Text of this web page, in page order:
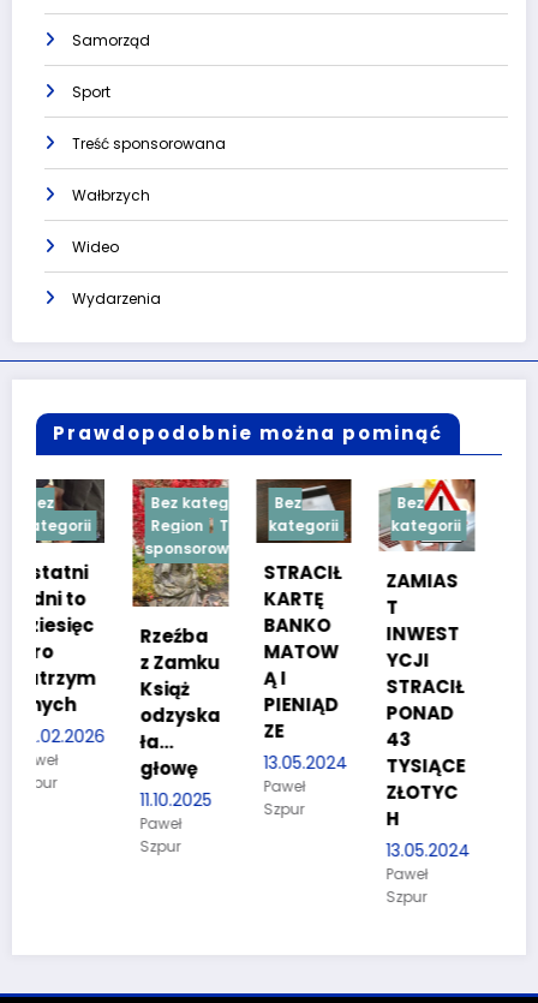
Samorząd
Sport
Treść sponsorowana
Wałbrzych
Wideo
Wydarzenia
Prawdopodobnie można pominąć
Bez kategorii
Region
Treść
sponsorowana
Rzeźba
z Zamku
Książ
odzyska
ła…
głowę
Bez
kategorii
STRACIŁ
KARTĘ
BANKO
MATOW
Ą I
PIENIĄD
ZE
13.05.2024
Szpur
Bez
kategorii
ZAMIAS
T
INWEST
YCJI
PONAD
TYSIĄCE
ZŁOTYC
H
Bez
kategorii
TESTY
NOŚCIO
WE DLA
KANDYD
ATÓW
POLICJI
27.03.2024